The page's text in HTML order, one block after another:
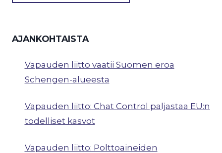
AJANKOHTAISTA
Vapauden liitto vaatii Suomen eroa
Schengen-alueesta
Vapauden liitto: Chat Control paljastaa EU:n
todelliset kasvot
Vapauden liitto: Polttoaineiden